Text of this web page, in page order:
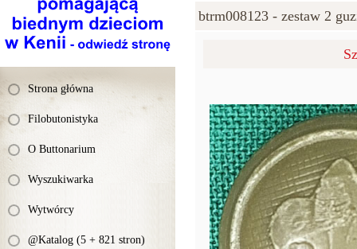
Strona główna
Filobutonistyka
O Buttonarium
Wyszukiwarka
Wytwórcy
@Katalog (5 + 821 stron)
btrm008123 - zestaw 2